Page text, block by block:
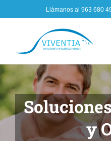
to
Llámanos al 963 680
y